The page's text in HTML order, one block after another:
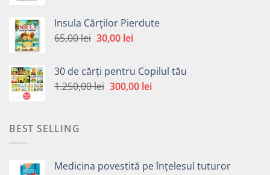
fost:
65,00 lei.
30,00 lei.
Insula Cărților Pierdute
65,00lei Prețul
fost:
65,00 lei.
30,00 leiPrețul
30,00 lei.
30 de cărți pentru Copilul tău
1.250,00lei Prețul
300,00 leiPrețul
BEST SELLING
Medicina povestită pe înțelesul tuturor